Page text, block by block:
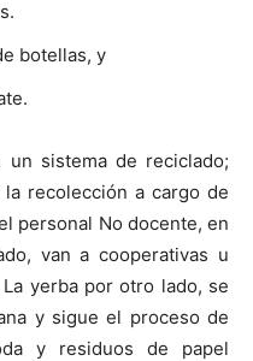
botellas, y
un sistema de reciclado;
recolección a cargo de
personal No docente, en
van a cooperativas u
yerba por otro lado, se
y sigue el proceso de
y residuos de papel